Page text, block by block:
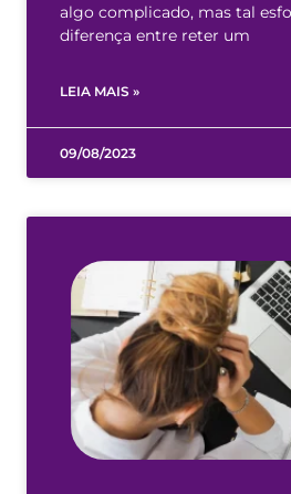
algo complicado, mas tal
diferença entre reter um
LEIA MAIS »
09/08/2023